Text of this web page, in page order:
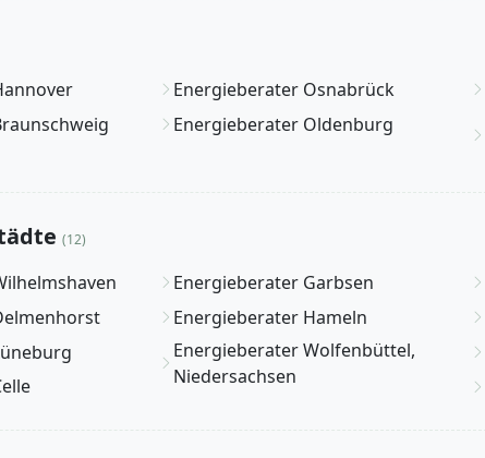
Energieberater Osnabrück
Energieberater Oldenburg
(12)
Energieberater Garbsen
Energieberater Hameln
Energieberater Wolfenbüttel,
Niedersachsen